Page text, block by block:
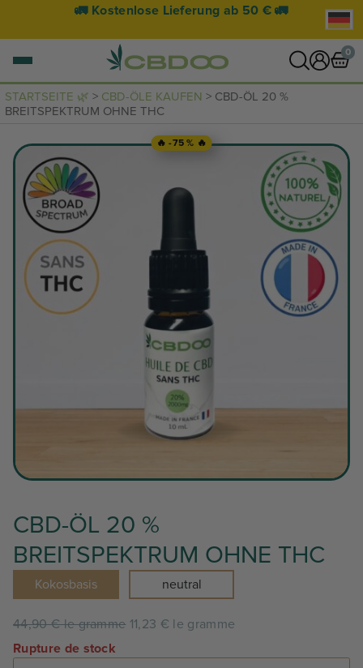
🚀 Lieferung innerhalb von 24 Stunden
0
Ihr Warenkorb ist leer.
STARTSEITE 🌿 > CBD-ÖLE KAUFEN > CBD-ÖL 20 %
BREITSPEKTRUM OHNE THC
🔥 -75 % 🔥
CBD-ÖL 20 %
BREITSPEKTRUM OHNE THC
Kokosbasis neutral
44,90 € le gramme 11,23 € le gramme
Rupture de stock